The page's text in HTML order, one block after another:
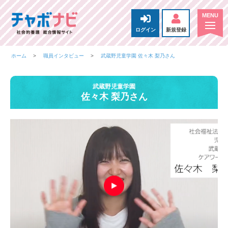
ログイン 新規登録
ホーム 職員インタビュー 武蔵野児童学園 佐々木 梨乃さん
武蔵野児童学園
佐々木 梨乃さん